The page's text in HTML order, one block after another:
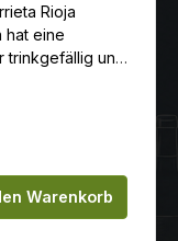
Rioja
hat eine
trinkgefällig und
Warenkorb